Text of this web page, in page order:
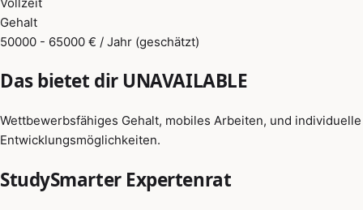
Gehalt
50000 - 65000 € / Jahr (geschätzt)
Das bietet dir UNAVAILABLE
Wettbewerbsfähiges Gehalt, mobiles Arbeiten, und individuelle
Entwicklungsmöglichkeiten.
StudySmarter Expertenrat